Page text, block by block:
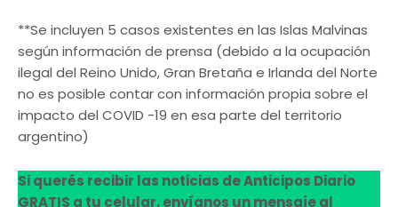
**Se incluyen 5 casos existentes en las Islas Malvinas
según información de prensa (debido a la ocupación
ilegal del Reino Unido, Gran Bretaña e Irlanda del Norte
no es posible contar con información propia sobre el
impacto del COVID -19 en esa parte del territorio
argentino)
Si querés recibir las noticias de Anticipos Diario
GRATIS a tu celular, envíanos un mensaje al